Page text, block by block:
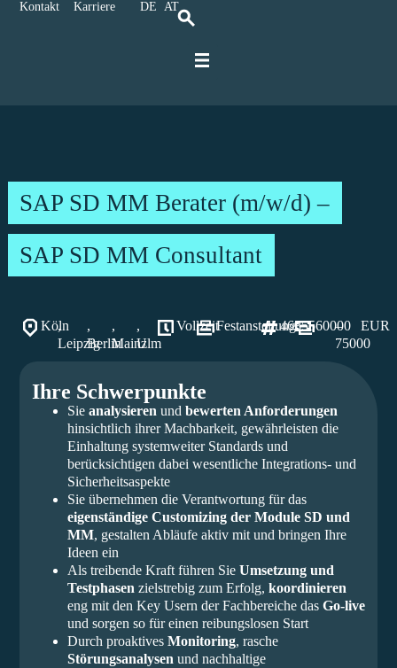
Kontakt Karriere DE AT
SAP SD MM Berater (m/w/d) –
SAP SD MM Consultant
Köln
,
Leipzig
,
Berlin
,
Mainz
,
Ulm
VollzeitFestanstellung4635560000
–
75000
EUR
Ihre Schwerpunkte
Sie analysieren und bewerten Anforderungen
hinsichtlich ihrer Machbarkeit, gewährleisten die
Einhaltung systemweiter Standards und
berücksichtigen dabei wesentliche Integrations- und
Sicherheitsaspekte
Sie übernehmen die Verantwortung für das
eigenständige Customizing der Module SD und
MM, gestalten Abläufe aktiv mit und bringen Ihre
Ideen ein
Als treibende Kraft führen Sie Umsetzung und
Testphasen zielstrebig zum Erfolg, koordinieren
eng mit den Key Usern der Fachbereiche das Go-live
und sorgen so für einen reibungslosen Start
Durch proaktives Monitoring, rasche
Störungsanalysen und nachhaltige